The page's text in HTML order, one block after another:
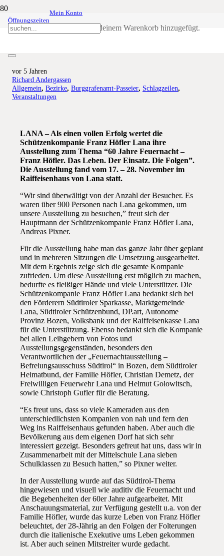
Öffnungszeiten
Mein Konto
wurde deinem Warenkorb hinzugefügt.
Ausstellung “60 Jahre Feuernacht –
vor 5 Jahren
Richard Andergassen
Allgemein, Bezirke, Burggrafenamt-Passeier, Schlagzeilen,
Veranstaltungen
LANA – Als einen vollen Erfolg wertet die
Schützenkompanie Franz Höfler Lana ihre
Ausstellung zum Thema “60 Jahre Feuernacht –
Franz Höfler. Das Leben. Der Einsatz. Die Folgen”.
Die Ausstellung fand vom 17. – 28. November im
Raiffeisenhaus von Lana statt.
“Wir sind überwältigt von der Anzahl der Besucher. Es
waren über 900 Personen nach Lana gekommen, um
unsere Ausstellung zu besuchen,” freut sich der
Hauptmann der Schützenkompanie Franz Höfler Lana,
Andreas Pixner.
Für die Ausstellung habe man das ganze Jahr über geplant
und in mehreren Sitzungen die Umsetzung ausgearbeitet.
Mit dem Ergebnis zeige sich die gesamte Kompanie
zufrieden. Um diese Ausstellung erst möglich zu machen,
bedurfte es fleißiger Hände und viele Unterstützer. Die
Schützenkompanie Franz Höfler Lana bedankt sich bei
den Förderern Südtiroler Sparkasse, Marktgemeinde
Lana, Südtiroler Schützenbund, DP.art, Autonome
Provinz Bozen, Volksbank und der Raiffeisenkasse Lana
für die Unterstützung. Ebenso bedankt sich die Kompanie
bei allen Leihgebern von Fotos und
Ausstellungsgegenständen, besonders den
Verantwortlichen der „Feuernachtausstellung –
Befreiungsausschuss Südtirol“ in Bozen, dem Südtiroler
Heimatbund, der Familie Höfler, Christian Demetz, der
Freiwilligen Feuerwehr Lana und Helmut Golowitsch,
sowie Christoph Gufler für die Beratung.
“Es freut uns, dass so viele Kameraden aus den
unterschiedlichsten Kompanien von nah und fern den
Weg ins Raiffeisenhaus gefunden haben. Aber auch die
Bevölkerung aus dem eigenen Dorf hat sich sehr
interessiert gezeigt. Besonders gefreut hat uns, dass wir in
Zusammenarbeit mit der Mittelschule Lana sieben
Schulklassen zu Besuch hatten,” so Pixner weiter.
In der Ausstellung wurde auf das Südtirol-Thema
hingewiesen und visuell wie auditiv die Feuernacht und
die Begebenheiten der 60er Jahre aufgearbeitet. Mit
Anschauungsmaterial, zur Verfügung gestellt u.a. von der
Familie Höfler, wurde das kurze Leben von Franz Höfler
beleuchtet, der 28-Jährig an den Folgen der Folterungen
durch die italienische Exekutive ums Leben gekommen
ist. Aber auch seinen Mitstreiter wurde gedacht.